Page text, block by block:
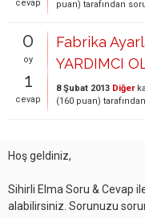
cevap
puan) tarafından
0
oy
1
cevap
Fabrika
YARDIMCI
8 Şubat 2013 Diğer
(160 puan) tarafından
Hoş geldiniz,
Sihirli Elma Soru & Cevap
alabilirsiniz. Sorunuzu